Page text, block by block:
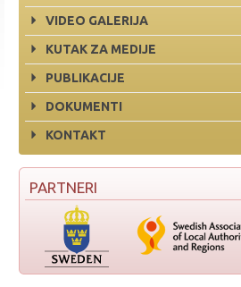
VIDEO GALERIJA
KUTAK ZA MEDIJE
PUBLIKACIJE
DOKUMENTI
KONTAKT
PARTNERI